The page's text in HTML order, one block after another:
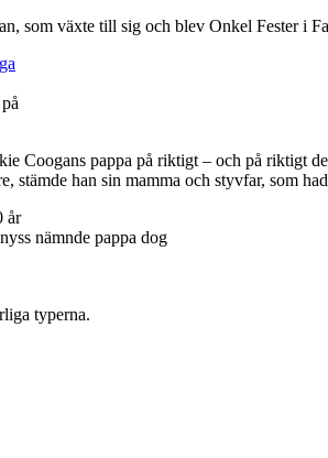
som växte till sig och blev Onkel Fester i
Coogans pappa på riktigt – och på riktigt
han sin mamma och styvfar, som
år
nämnde pappa dog
typerna.